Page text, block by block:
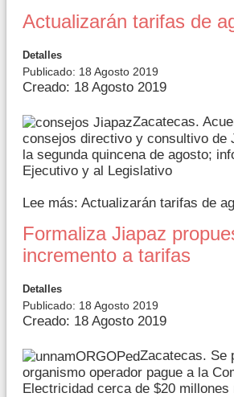
Actualizarán tarifas de
Detalles
Publicado: 18 Agosto 2019
Creado: 18 Agosto 2019
Zacatecas.
consejos directivo y consultivo de
la segunda quincena de agosto;
Ejecutivo y al Legislativo
Lee más: Actualizarán tarifas de
Formaliza Jiapaz
incremento a tarifas
Detalles
Publicado: 18 Agosto 2019
Creado: 18 Agosto 2019
Zacatecas. Se
organismo operador pague a la
Electricidad cerca de $20 millones